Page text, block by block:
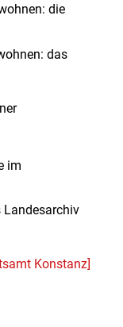
die
das
im
Konstanz]